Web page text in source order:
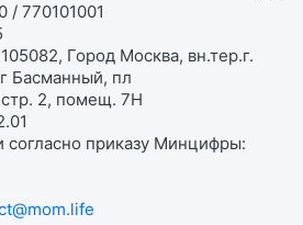
770101001
Город Москва, вн.тер.г.
Басманный, пл
стр. 2, помещ. 7Н
согласно приказу Минцифры: